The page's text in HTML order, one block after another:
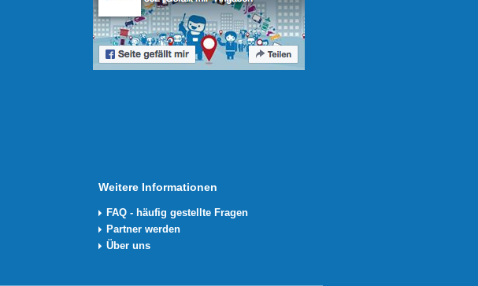
Weitere Informationen
FAQ - häufig gestellte Fragen
Partner werden
Über uns